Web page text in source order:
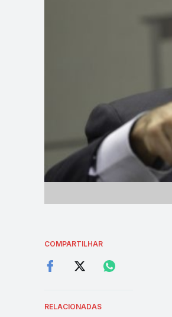
COMPARTILHAR
RELACIONADAS